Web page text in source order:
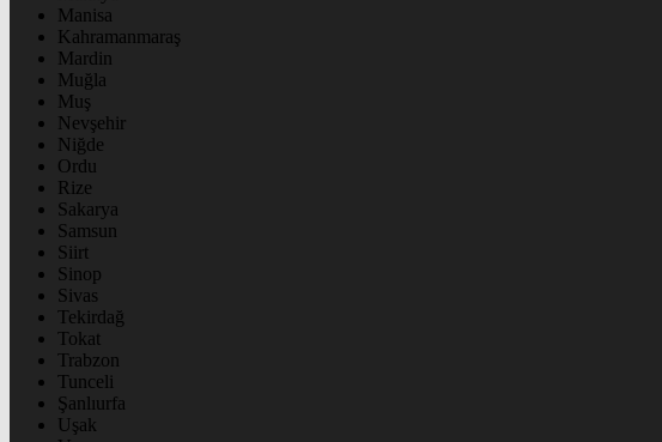
Manisa
Kahramanmaraş
Mardin
Muğla
Muş
Nevşehir
Niğde
Ordu
Rize
Sakarya
Samsun
Siirt
Sinop
Sivas
Tekirdağ
Tokat
Trabzon
Tunceli
Şanlıurfa
Uşak